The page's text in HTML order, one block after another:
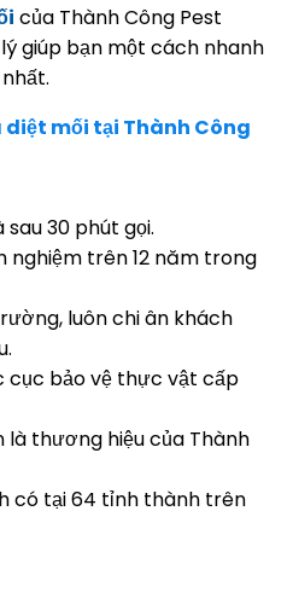
của Thành Công Pest
giúp bạn một cách nhanh
diệt mối tại Thành Công
30 phút gọi.
nghiệm trên 12 năm trong
luôn chi ân khách
cục bảo vệ thực vật cấp
là thương hiệu của Thành
có tại 64 tỉnh thành trên